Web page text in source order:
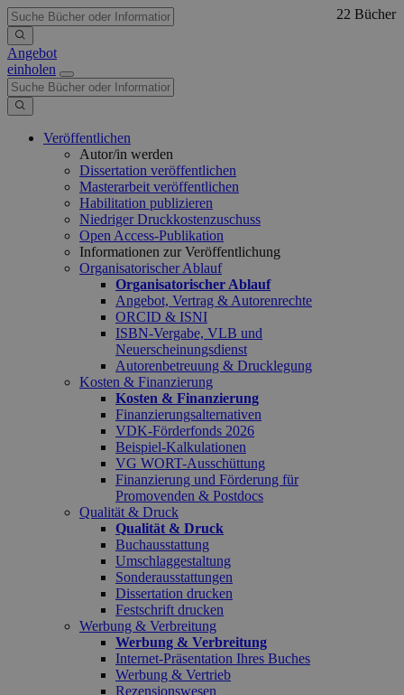
Angebot
einholen
Veröffentlichen
Autor/in werden
Dissertation veröffentlichen
Masterarbeit veröffentlichen
Habilitation publizieren
Niedriger Druckkostenzuschuss
Open Access-Publikation
Informationen zur Veröffentlichung
Organisatorischer Ablauf
Organisatorischer Ablauf
Angebot, Vertrag & Autorenrechte
ORCID & ISNI
ISBN-Vergabe, VLB und
Neuerscheinungsdienst
Autorenbetreuung & Drucklegung
Kosten & Finanzierung
Kosten & Finanzierung
Finanzierungsalternativen
VDK-Förderfonds 2026
Beispiel-Kalkulationen
VG WORT-Ausschüttung
Finanzierung und Förderung für
Promovenden & Postdocs
Qualität & Druck
Qualität & Druck
Buchausstattung
Umschlaggestaltung
Sonderausstattungen
Dissertation drucken
Festschrift drucken
Werbung & Verbreitung
Werbung & Verbreitung
Internet-Präsentation Ihres Buches
Werbung & Vertrieb
Rezensionswesen
22 Bücher